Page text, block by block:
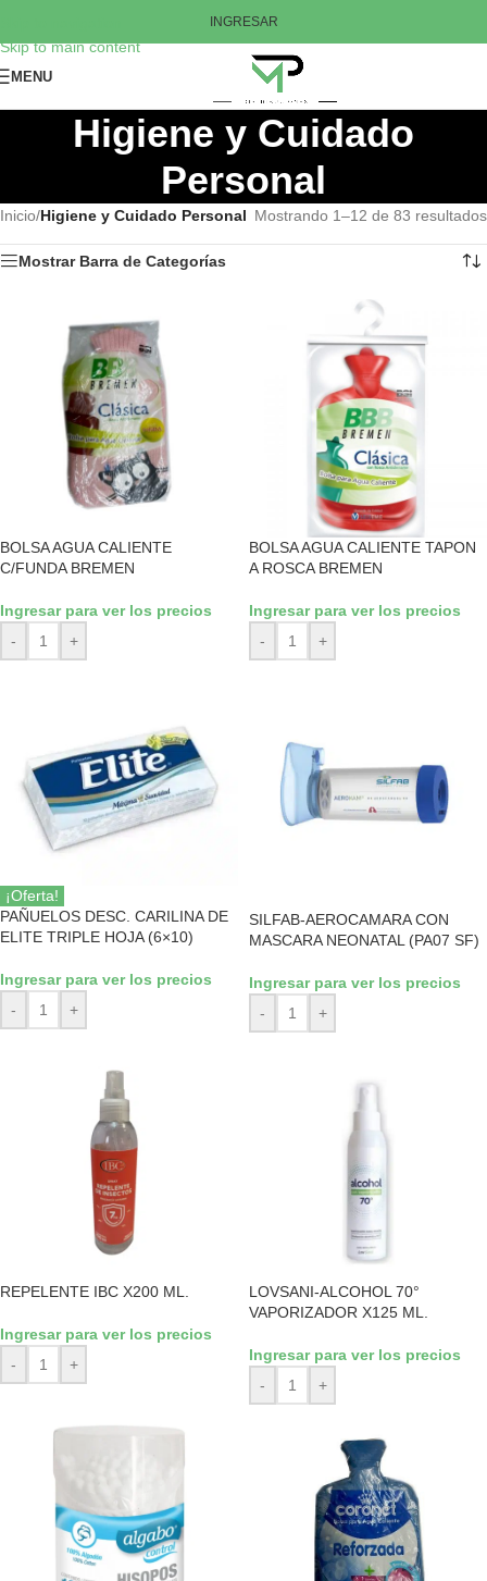
Skip to main content
INGRESAR
MENU
Higiene y Cuidado
Personal
Inicio/Higiene y Cuidado Personal Mostrando 1–12 de 83 resultados
Mostrar Barra de Categorías
BOLSA AGUA CALIENTE
C/FUNDA BREMEN
Ingresar para ver los precios
-
+
BOLSA AGUA CALIENTE TAPON
A ROSCA BREMEN
Ingresar para ver los precios
-
+
¡Oferta!
PAÑUELOS DESC. CARILINA DE
ELITE TRIPLE HOJA (6×10)
Ingresar para ver los precios
-
+
SILFAB-AEROCAMARA CON
MASCARA NEONATAL (PA07 SF)
Ingresar para ver los precios
-
+
REPELENTE IBC X200 ML.
Ingresar para ver los precios
-
+
LOVSANI-ALCOHOL 70°
VAPORIZADOR X125 ML.
Ingresar para ver los precios
-
+